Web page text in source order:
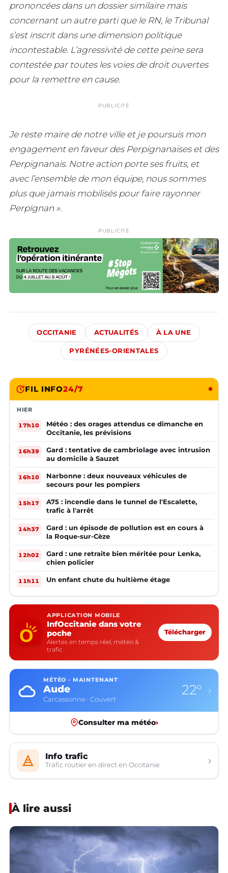
prononcées dans un dossier similaire mais
concernant un autre parti que le RN, le Tribunal
s’est inscrit dans une dimension politique
incontestable. L’agressivité de cette peine sera
contestée par toutes les voies de droit ouvertes
pour la remettre en cause.
PUBLICITÉ
Je reste maire de notre ville et je poursuis mon
engagement en faveur des Perpignanaises et des
Perpignanais. Notre action porte ses fruits, et
avec l’ensemble de mon équipe, nous sommes
plus que jamais mobilisés pour faire rayonner
Perpignan ».
PUBLICITÉ
OCCITANIE ACTUALITÉS À LA UNE
PYRÉNÉES-ORIENTALES
FIL INFO24/7
HIER
17h10
Météo : des orages attendus ce dimanche en
Occitanie, les prévisions
16h39
Gard : tentative de cambriolage avec intrusion
au domicile à Sauzet
16h10
Narbonne : deux nouveaux véhicules de
secours pour les pompiers
15h17
A75 : incendie dans le tunnel de l'Escalette,
trafic à l'arrêt
14h37
Gard : un épisode de pollution est en cours à
la Roque-sur-Cèze
12h02
Gard : une retraite bien méritée pour Lenka,
chien policier
11h11 Un enfant chute du huitième étage
APPLICATION MOBILE
InfOccitanie dans votre
poche
Alertes en temps réel, météo &
trafic
Télécharger
MÉTÉO · MAINTENANT
Aude
Carcassonne · Couvert
22° ›
Consulter ma météo›
Info trafic
Trafic routier en direct en Occitanie ›
À lire aussi